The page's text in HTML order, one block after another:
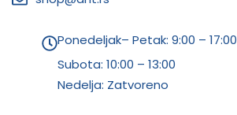
Ponedeljak– Petak: 9:00 – 17:00
Subota: 10:00 – 13:00
Nedelja: Zatvoreno